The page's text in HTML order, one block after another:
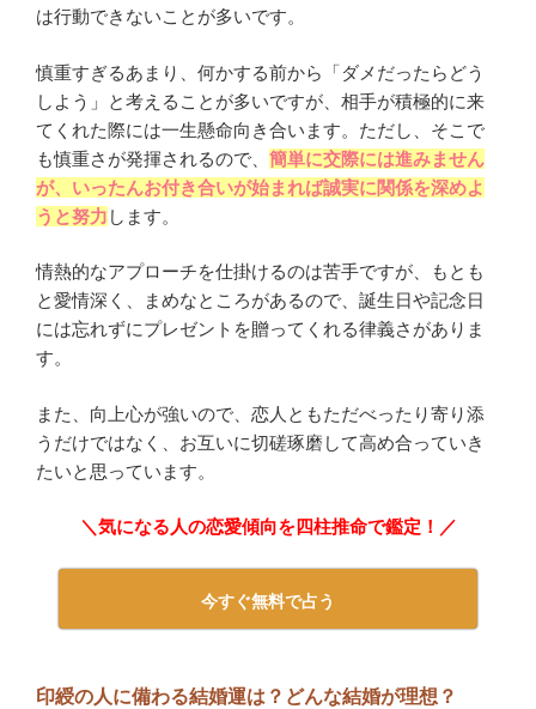
は行動できないことが多いです。
慎重すぎるあまり、何かする前から「ダメだったらどう
しよう」と考えることが多いですが、相手が積極的に来
てくれた際には一生懸命向き合います。ただし、そこで
も慎重さが発揮されるので、 簡単に交際には進みません
が、いったんお付き合いが始まれば誠実に関係を深めよ
うと努力 します。
情熱的なアプローチを仕掛けるのは苦手ですが、もとも
と愛情深く、まめなところがあるので、誕生日や記念日
には忘れずにプレゼントを贈ってくれる律義さがありま
す。
また、向上心が強いので、恋人ともただべったり寄り添
うだけではなく、お互いに切磋琢磨して高め合っていき
たいと思っています。
＼気になる人の恋愛傾向を四柱推命で鑑定！／
今すぐ無料で占う
印綬の人に備わる結婚運は？どんな結婚が理想？